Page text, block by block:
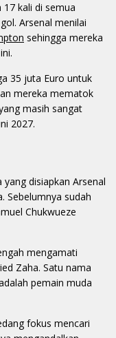
kali di semua
Arsenal menilai
sehingga mereka
35 juta Euro untuk
mereka mematok
masih sangat
2027.
disiapkan Arsenal
Sebelumnya sudah
Chukwueze
mengamati
Zaha. Satu nama
pemain muda
fokus mencari